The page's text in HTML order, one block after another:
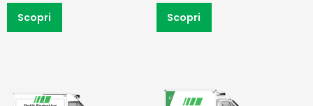
Scopri Scopri